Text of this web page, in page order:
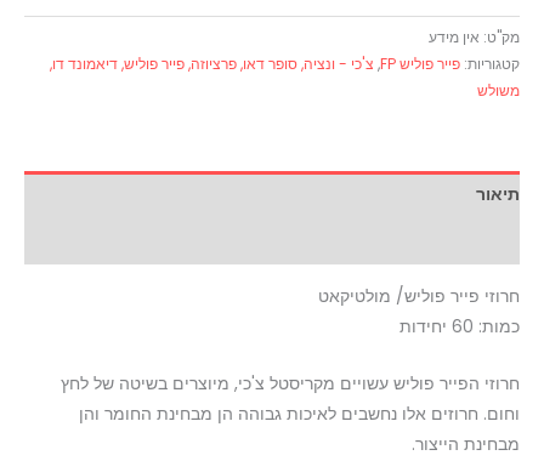
מק"ט: אין מידע
קטגוריות: פייר פוליש FP , צ'כי - ונציה, סופר דאו, פרציוזה, פייר פוליש, דיאמונד דו,
משולש
תיאור
חרוזי פייר פוליש/ מולטיקאט
כמות: 60 יחידות
חרוזי הפייר פוליש עשויים מקריסטל צ'כי, מיוצרים בשיטה של לחץ
וחום. חרוזים אלו נחשבים לאיכות גבוהה הן מבחינת החומר והן
מבחינת הייצור.